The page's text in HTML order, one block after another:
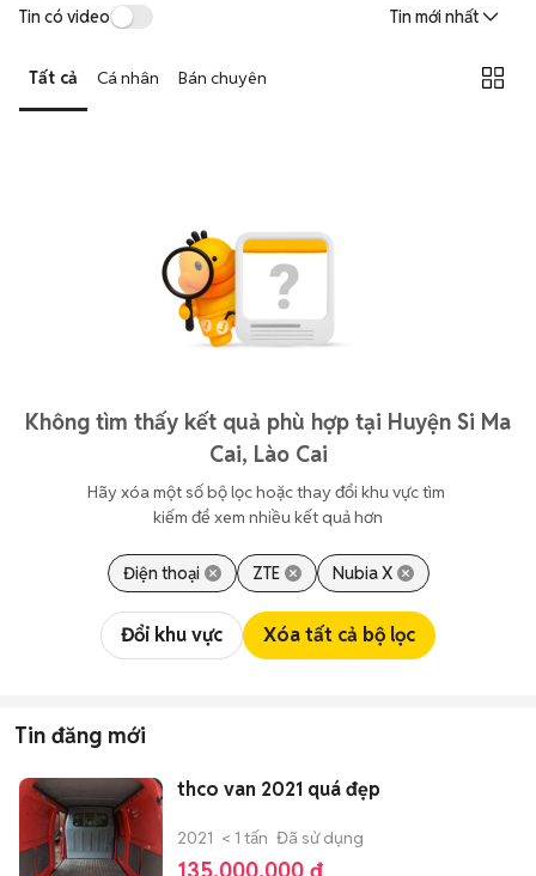
Tin có video Tin mới nhất
Tất cả Cá nhân Bán chuyên
Không tìm thấy kết quả phù hợp tại Huyện Si Ma
Cai, Lào Cai
Hãy xóa một số bộ lọc hoặc thay đổi khu vực tìm
kiếm để xem nhiều kết quả hơn
Điện thoại ZTE Nubia X
Đổi khu vực Xóa tất cả bộ lọc
Tin đăng mới
thco van 2021 quá đẹp
2021 < 1 tấn Đã sử dụng